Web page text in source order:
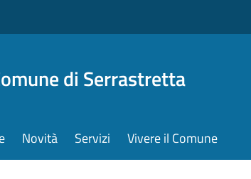
di Serrastretta
Novità Servizi Vivere il Comune